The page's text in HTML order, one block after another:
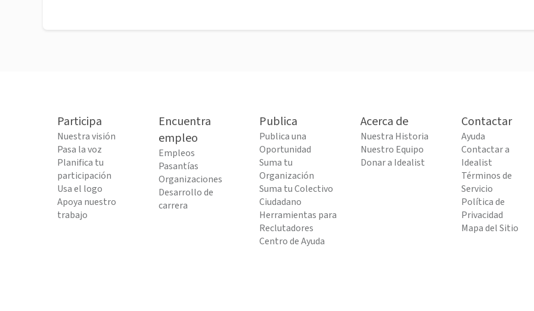
Participa
Nuestra visión
Pasa la voz
Planifica tu
participación
Usa el logo
Apoya nuestro
trabajo
Encuentra
empleo
Empleos
Pasantías
Organizaciones
Desarrollo de
carrera
Publica
Publica una
Oportunidad
Suma tu
Organización
Suma tu Colectivo
Ciudadano
Herramientas para
Reclutadores
Centro de Ayuda
Acerca de
Nuestra Historia
Nuestro Equipo
Donar a Idealist
Contactar
Ayuda
Contactar a
Idealist
Términos de
Servicio
Política de
Privacidad
Mapa del Sitio